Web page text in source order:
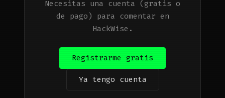
Necesitas una cuenta (gratis o
de pago) para comentar en
HackWise.
Registrarme gratis
Ya tengo cuenta